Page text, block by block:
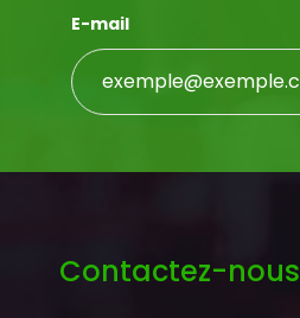
E-mail
Contactez-nous